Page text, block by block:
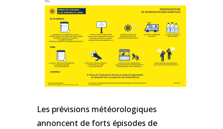
Les prévisions météorologiques
annoncent de forts épisodes de